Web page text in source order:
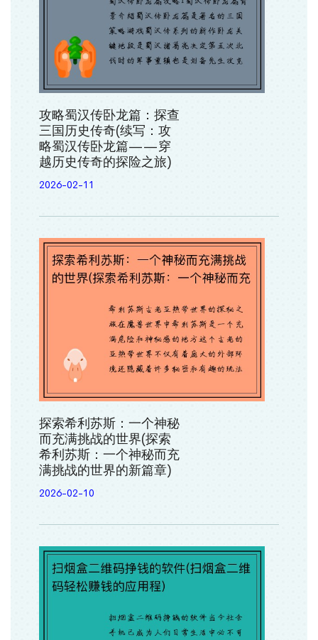
攻略蜀汉传卧龙篇：探查
三国历史传奇(续写：攻
略蜀汉传卧龙篇——穿
越历史传奇的探险之旅)
2026-02-11
探索希利苏斯：一个神秘
而充满挑战的世界(探索
希利苏斯：一个神秘而充
满挑战的世界的新篇章)
2026-02-10